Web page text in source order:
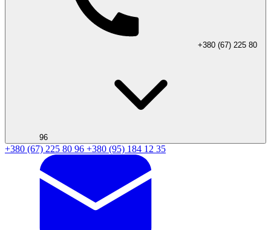
+380 (67) 225 80
96
+380 (67) 225 80 96 +380 (95) 184 12 35